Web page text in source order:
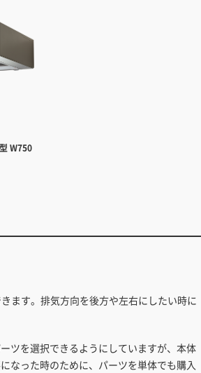
W750
ます。排気方向を後方や左右にしたい時に
ツを選択できるようにしていますが、本体
なった時のために、パーツを単体でも購入